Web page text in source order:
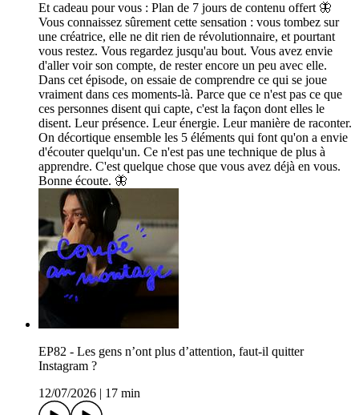
Et cadeau pour vous : ⁠⁠Plan de 7 jours de contenu offert⁠ 🦋
Vous connaissez sûrement cette sensation : vous tombez sur
une créatrice, elle ne dit rien de révolutionnaire, et pourtant
vous restez. Vous regardez jusqu'au bout. Vous avez envie
d'aller voir son compte, de rester encore un peu avec elle.
Dans cet épisode, on essaie de comprendre ce qui se joue
vraiment dans ces moments-là. Parce que ce n'est pas ce que
ces personnes disent qui capte, c'est la façon dont elles le
disent. Leur présence. Leur énergie. Leur manière de raconter.
On décortique ensemble les 5 éléments qui font qu'on a envie
d'écouter quelqu'un. Ce n'est pas une technique de plus à
apprendre. C'est quelque chose que vous avez déjà en vous.
Bonne écoute. 🦋
EP82 - Les gens n’ont plus d’attention, faut-il quitter
Instagram ?
12/07/2026
17 min